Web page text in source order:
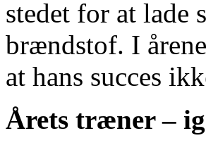
stedet for at lade
brændstof. I
at hans succes
Årets træner –